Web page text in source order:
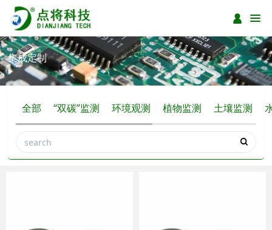
集成定制
全部 “双碳”监测 环境观测 植物监测 土壤监测